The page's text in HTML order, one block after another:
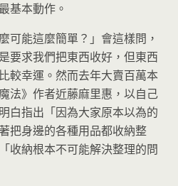
基本動作。
可能這麼簡單？」會這樣問，
要求我們把東西收好，但東西
較幸運。然而去年大賣百萬本
法》作者近藤麻里惠，以自己
白指出「因為大家原本以為的
把身邊的各種用品都收納整
收納根本不可能解決整理的問